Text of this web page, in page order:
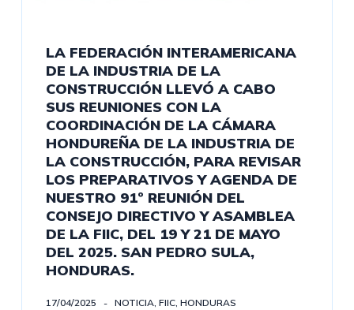
LA FEDERACIÓN INTERAMERICANA
DE LA INDUSTRIA DE LA
CONSTRUCCIÓN LLEVÓ A CABO
SUS REUNIONES CON LA
COORDINACIÓN DE LA CÁMARA
HONDUREÑA DE LA INDUSTRIA DE
LA CONSTRUCCIÓN, PARA REVISAR
LOS PREPARATIVOS Y AGENDA DE
NUESTRO 91º REUNIÓN DEL
CONSEJO DIRECTIVO Y ASAMBLEA
DE LA FIIC, DEL 19 Y 21 DE MAYO
DEL 2025. SAN PEDRO SULA,
HONDURAS.
17/04/2025 NOTICIA, FIIC, HONDURAS